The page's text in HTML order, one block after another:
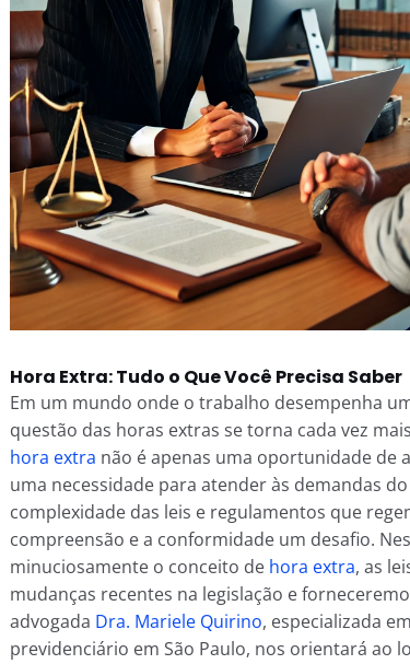
Hora Extra: Tudo o Que Você Precisa Saber
Em um mundo onde o trabalho desempenha
questão das horas extras se torna cada vez
hora extra não é apenas uma oportunidade de
uma necessidade para atender às demandas
complexidade das leis e regulamentos que
compreensão e a conformidade um desafio.
minuciosamente o conceito de hora extra, as
mudanças recentes na legislação e
advogada Dra. Mariele Quirino, especializada
previdenciário em São Paulo, nos orientará ao